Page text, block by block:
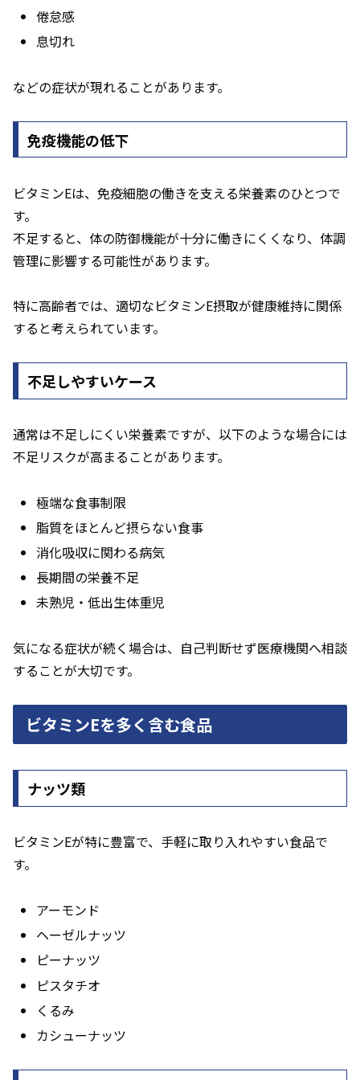
倦怠感
息切れ
などの症状が現れることがあります。
免疫機能の低下
ビタミンEは、免疫細胞の働きを支える栄養素のひとつで
す。
不足すると、体の防御機能が十分に働きにくくなり、体調
管理に影響する可能性があります。
特に高齢者では、適切なビタミンE摂取が健康維持に関係
すると考えられています。
不足しやすいケース
通常は不足しにくい栄養素ですが、以下のような場合には
不足リスクが高まることがあります。
極端な食事制限
脂質をほとんど摂らない食事
消化吸収に関わる病気
長期間の栄養不足
未熟児・低出生体重児
気になる症状が続く場合は、自己判断せず医療機関へ相談
することが大切です。
ビタミンEを多く含む食品
ナッツ類
ビタミンEが特に豊富で、手軽に取り入れやすい食品で
す。
アーモンド
ヘーゼルナッツ
ピーナッツ
ピスタチオ
くるみ
カシューナッツ